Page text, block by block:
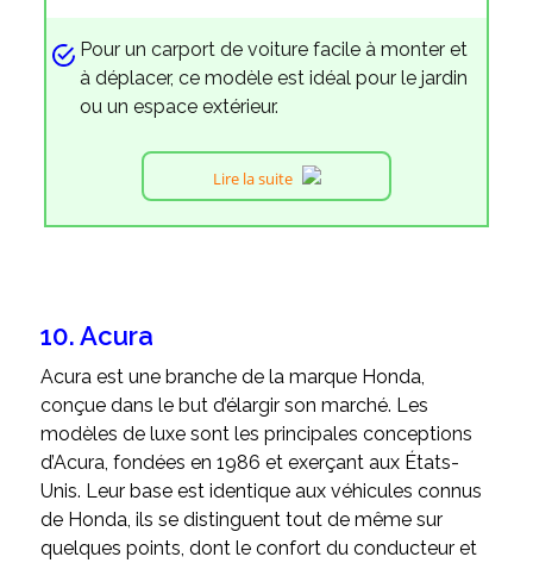
Pour un carport de voiture facile à monter et
à déplacer, ce modèle est idéal pour le jardin
ou un espace extérieur.
Lire la suite
10. Acura
Acura est une branche de la marque Honda,
conçue dans le but d’élargir son marché. Les
modèles de luxe sont les principales conceptions
d’Acura, fondées en 1986 et exerçant aux États-
Unis. Leur base est identique aux véhicules connus
de Honda, ils se distinguent tout de même sur
quelques points, dont le confort du conducteur et